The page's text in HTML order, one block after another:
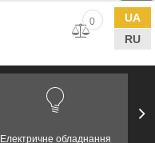
UA
RU
0
Електричне обладнання